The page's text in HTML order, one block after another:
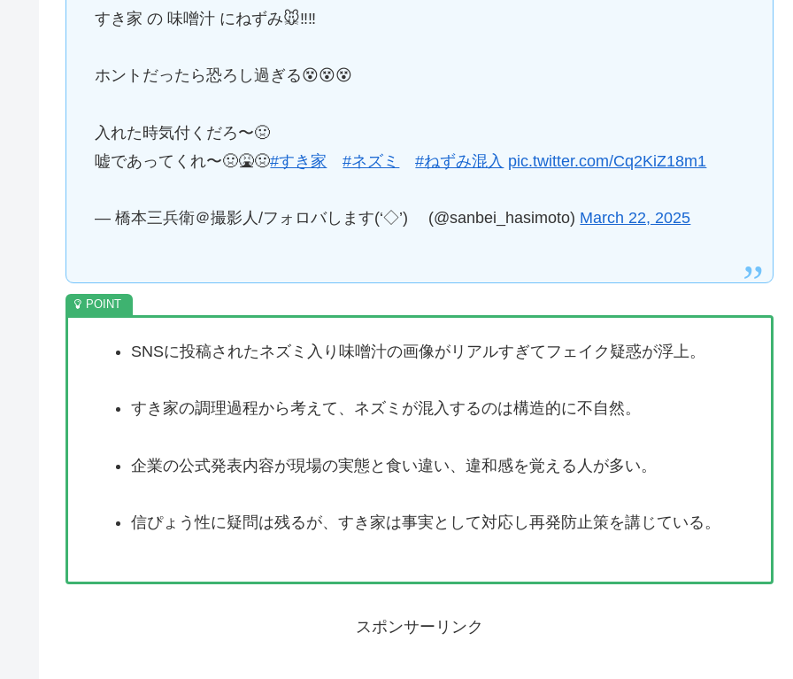
すき家 の 味噌汁 にねずみ🐭‼️‼️
ホントだったら恐ろし過ぎる😵😵😵
入れた時気付くだろ〜🤢
嘘であってくれ〜🤢🤮🤢#すき家 #ネズミ #ねずみ混入 pic.twitter.com/Cq2KiZ18m1
— 橋本三兵衛＠撮影人/フォロバします(‘◇’)ゞ (@sanbei_hasimoto) March 22, 2025
SNSに投稿されたネズミ入り味噌汁の画像がリアルすぎてフェイク疑惑が浮上。
すき家の調理過程から考えて、ネズミが混入するのは構造的に不自然。
企業の公式発表内容が現場の実態と食い違い、違和感を覚える人が多い。
信ぴょう性に疑問は残るが、すき家は事実として対応し再発防止策を講じている。
スポンサーリンク